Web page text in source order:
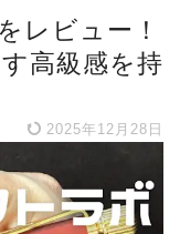
レビュー！
高級感を持
2025年12月28日